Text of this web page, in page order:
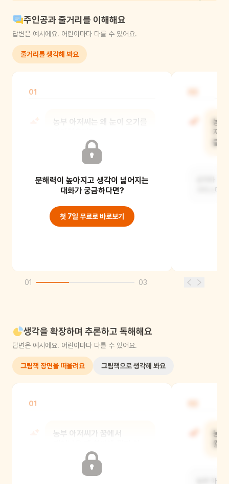
주인공과 줄거리를 이해해요
답변은 예시에요. 어린이마다 다를 수 있어요.
줄거리를 생각해 봐요
01
농부 아저씨는 왜 눈이 오기를
아름답게 만들고 싶어서 눈이 오기를
기다렸을 거예요.
문해력이 높아지고 생각이 넓어지는
대화가 궁금하다면?
첫 7일 무료로 바로보기
농
자
들
크리스마
01 03
생각을 확장하며 추론하고 독해해요
답변은 예시에요. 어린이마다 다를 수 있어요.
그림책 장면을 떠올려요 그림책으로 생각해 봐요
01
농부 아저씨가 꿈에서
농
뭘
농부 아저